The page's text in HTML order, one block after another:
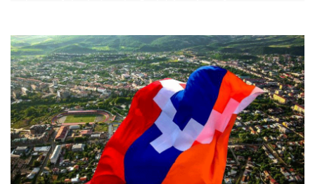
Թուրքիան, Սաուդյան Արաբիան և Պակիստանը
ռազմական դաշինք ստեղծելու մասին
համաձայնագիր են ստորագրել
07.08.2026 16:43
Հայ ժողովուրդն է ընտրում Հայոց Հայրապետին և
հեռացնելու ընթացակարգ չկա